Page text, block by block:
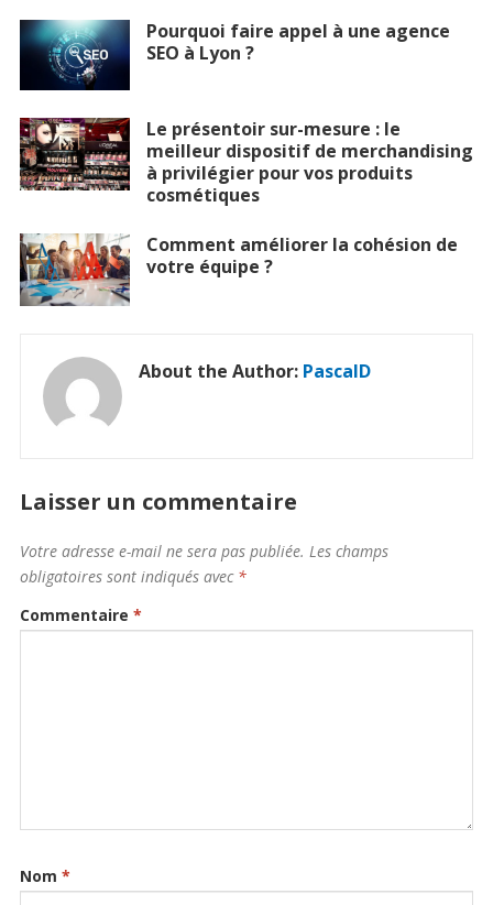
Pourquoi faire appel à une agence
SEO à Lyon ?
Le présentoir sur-mesure : le
meilleur dispositif de merchandising
à privilégier pour vos produits
cosmétiques
Comment améliorer la cohésion de
votre équipe ?
About the Author: PascalD
Laisser un commentaire
Votre adresse e-mail ne sera pas publiée. Les champs
obligatoires sont indiqués avec *
Commentaire *
Nom *